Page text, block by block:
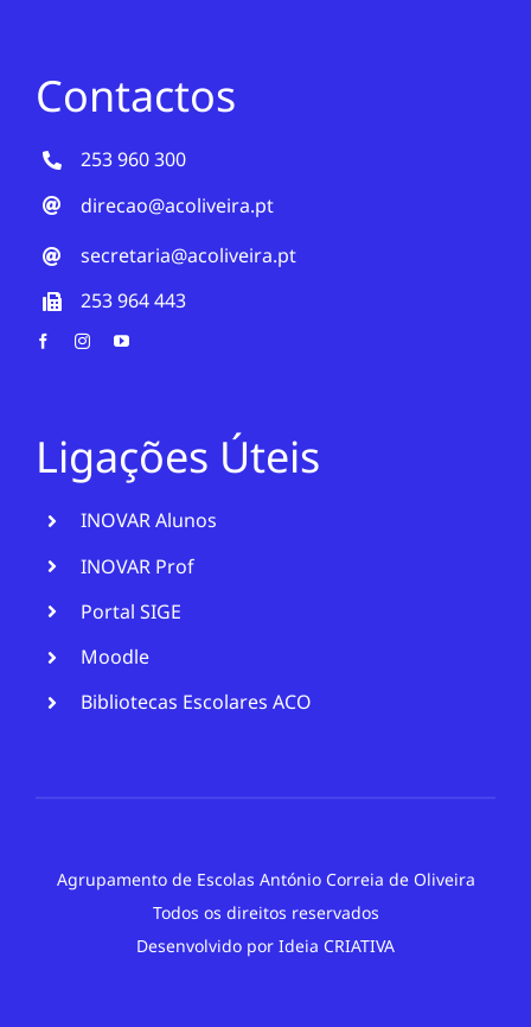
Contactos
253 960 300
direcao@acoliveira.pt
secretaria@acoliveira.pt
253 964 443
Ligações Úteis
INOVAR Alunos
INOVAR Prof
Portal SIGE
Moodle
Bibliotecas Escolares ACO
Agrupamento de Escolas António Correia de Oliveira
Todos os direitos reservados
Desenvolvido por Ideia CRIATIVA